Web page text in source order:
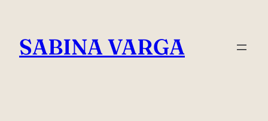
content
SABINA VARGA